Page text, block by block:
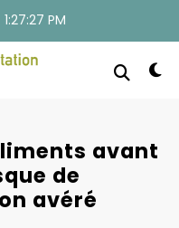
1:27:28 PM
avant
de
avéré